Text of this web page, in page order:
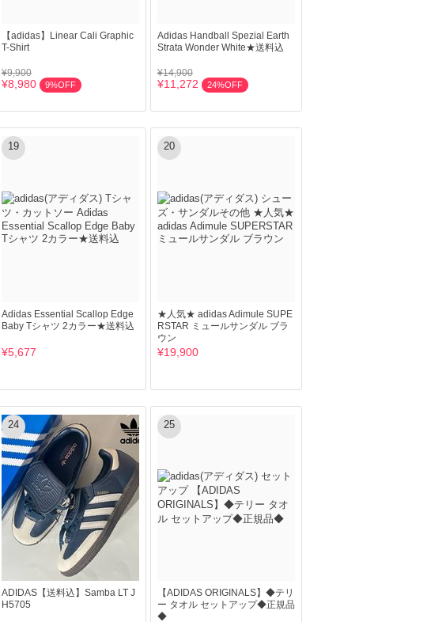
【adidas】Linear Cali Graphic
T-Shirt
¥9,900
¥8,980 9%OFF
Adidas Handball Spezial Earth
Strata Wonder White★送料込
¥14,900
¥11,272 24%OFF
19
Adidas Essential Scallop Edge
Baby Tシャツ 2カラー★送料込
¥5,677
20
★人気★ adidas Adimule SUPE
RSTAR ミュールサンダル ブラ
ウン
¥19,900
24
ADIDAS【送料込】Samba LT J
H5705
25
【ADIDAS ORIGINALS】◆テリ
ー タオル セットアップ◆正規品
◆